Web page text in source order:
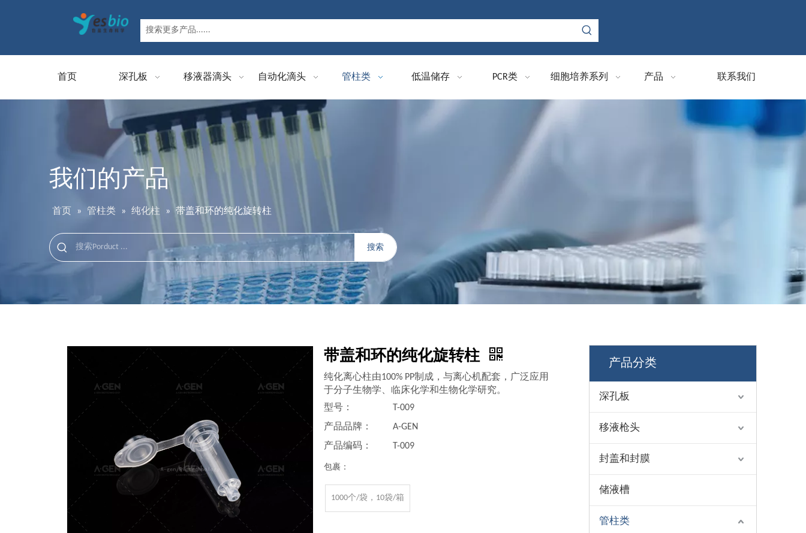
首页 深孔板 移液器滴头 自动化滴头 管柱类 低温储存 PCR类 细胞培养系列 产品 联系我们
我们的产品
首页 » 管柱类 » 纯化柱 » 带盖和环的纯化旋转柱
搜索
带盖和环的纯化旋转柱
纯化离心柱由100% PP制成，与离心机配套，广泛应用
于分子生物学、临床化学和生物化学研究。
型号：
T-009
产品品牌：
A-GEN
产品编码：
T-009
包裹：
1000个/袋，10袋/箱
产品分类
深孔板
移液枪头
封盖和封膜
储液槽
管柱类